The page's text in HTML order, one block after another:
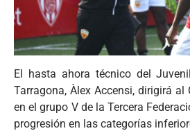
El hasta ahora técnico del
Tarragona, Àlex Accensi, dirigirá
en el grupo V de la Tercera
progresión en las categorías